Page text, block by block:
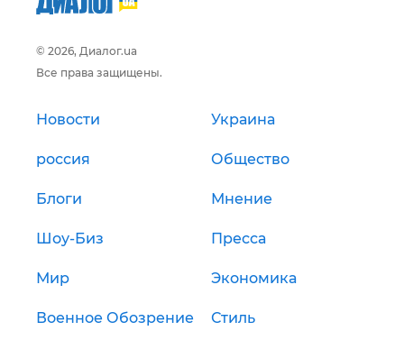
© 2026, Диалог.ua
Все права защищены.
Новости Украина
россия Общество
Блоги Мнение
Шоу-Биз Пресса
Мир Экономика
Военное Обозрение Стиль